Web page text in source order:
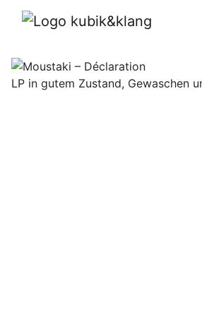
Moustaki –
LP in gutem Zustand, Gewaschen